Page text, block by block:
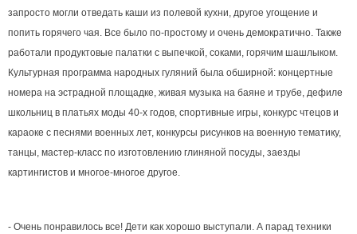
запросто могли отведать каши из полевой кухни, другое угощение и
попить горячего чая. Все было по-простому и очень демократично. Также
работали продуктовые палатки с выпечкой, соками, горячим шашлыком.
Культурная программа народных гуляний была обширной: концертные
номера на эстрадной площадке, живая музыка на баяне и трубе, дефиле
школьниц в платьях моды 40-х годов, спортивные игры, конкурс чтецов и
караоке с песнями военных лет, конкурсы рисунков на военную тематику,
танцы, мастер-класс по изготовлению глиняной посуды, заезды
картингистов и многое-многое другое.
- Очень понравилось все! Дети как хорошо выступали. А парад техники